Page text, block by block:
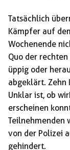
Tatsächlich
Kämpfer auf
Wochenende
Quo der
üppig oder
abgeklärt. Zehn
Unklar ist, ob
erscheinen
Teilnehmenden
von der Polizei
gehindert.